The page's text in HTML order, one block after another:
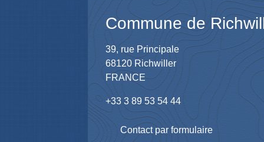
Commune de
39, rue Principale
68120 Richwiller
FRANCE
+33 3 89 53 54 44
Contact par formulaire